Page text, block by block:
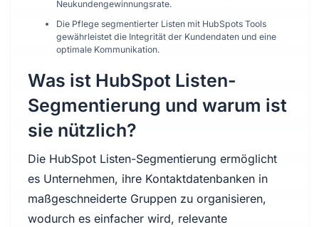
Neukundengewinnungsrate.
Die Pflege segmentierter Listen mit HubSpots Tools
gewährleistet die Integrität der Kundendaten und eine
optimale Kommunikation.
Was ist HubSpot Listen-
Segmentierung und warum ist
sie nützlich?
Die HubSpot Listen-Segmentierung ermöglicht
es Unternehmen, ihre Kontaktdatenbanken in
maßgeschneiderte Gruppen zu organisieren,
wodurch es einfacher wird, relevante